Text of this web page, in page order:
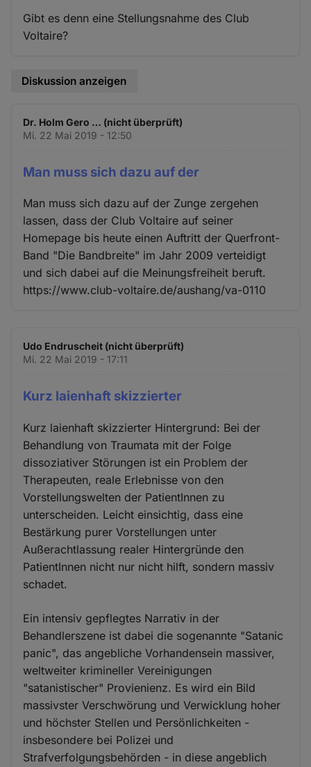
Gibt es denn eine Stellungsnahme des Club
Voltaire?
Diskussion anzeigen
Dr. Holm Gero … (nicht überprüft)
Mi. 22 Mai 2019 - 12:50
Man muss sich dazu auf der
Man muss sich dazu auf der Zunge zergehen
lassen, dass der Club Voltaire auf seiner
Homepage bis heute einen Auftritt der Querfront-
Band "Die Bandbreite" im Jahr 2009 verteidigt
und sich dabei auf die Meinungsfreiheit beruft.
https://www.club-voltaire.de/aushang/va-0110
Udo Endruscheit (nicht überprüft)
Mi. 22 Mai 2019 - 17:11
Kurz laienhaft skizzierter
Kurz laienhaft skizzierter Hintergrund: Bei der
Behandlung von Traumata mit der Folge
dissoziativer Störungen ist ein Problem der
Therapeuten, reale Erlebnisse von den
Vorstellungswelten der PatientInnen zu
unterscheiden. Leicht einsichtig, dass eine
Bestärkung purer Vorstellungen unter
Außerachtlassung realer Hintergründe den
PatientInnen nicht nur nicht hilft, sondern massiv
schadet.
Ein intensiv gepflegtes Narrativ in der
Behandlerszene ist dabei die sogenannte "Satanic
panic", das angebliche Vorhandensein massiver,
weltweiter krimineller Vereinigungen
"satanistischer" Provienienz. Es wird ein Bild
massivster Verschwörung und Verwicklung hoher
und höchster Stellen und Persönlichkeiten -
insbesondere bei Polizei und
Strafverfolgungsbehörden - in diese angeblich